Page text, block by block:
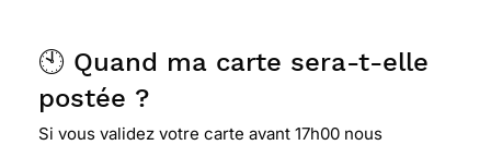
🕙 Quand ma carte sera-t-elle
postée ?
Si vous validez votre carte avant 17h00 nous